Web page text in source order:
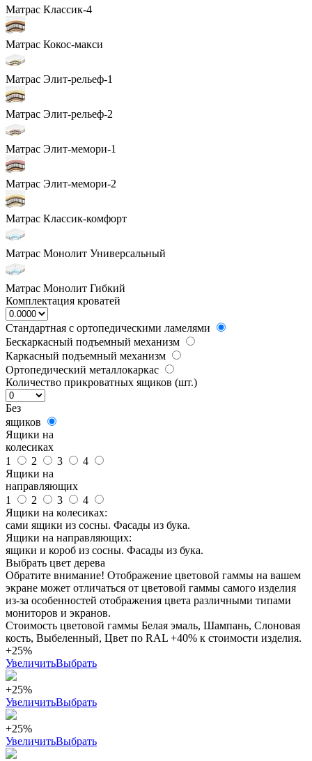
Матрас Классик-4
Матрас Кокос-макси
Матрас Элит-рельеф-1
Матрас Элит-рельеф-2
Матрас Элит-мемори-1
Матрас Элит-мемори-2
Матрас Классик-комфорт
Матрас Монолит Универсальный
Матрас Монолит Гибкий
Комплектация кроватей
Стандартная с ортопедическими ламелями
Бескаркасный подъемный механизм
Каркасный подъемный механизм
Ортопедический металлокаркас
Количество прикроватных ящиков (шт.)
Без
ящиков
Ящики на
колесиках
1
2 3
4
Ящики на
направляющих
1
2 3
4
Ящики на колесиках:
сами ящики из сосны. Фасады из бука.
Ящики на направляющих:
ящики и короб из сосны. Фасады из бука.
Выбрать цвет дерева
Обратите внимание! Отображение цветовой гаммы на вашем
экране может отличаться от цветовой гаммы самого изделия
из-за особенностей отображения цвета различными типами
мониторов и экранов.
Стоимость цветовой гаммы Белая эмаль, Шампань, Слоновая
кость, Выбеленный, Цвет по RAL +40% к стоимости изделия.
+25%
УвеличитьВыбрать
+25%
УвеличитьВыбрать
+25%
УвеличитьВыбрать